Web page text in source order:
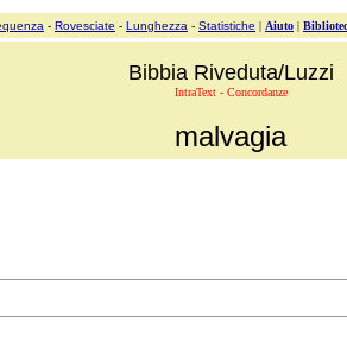
- Rovesciate - Lunghezza - Statistiche | Aiuto |
Bibbia Riveduta/Luzzi
IntraText - Concordanze
malvagia